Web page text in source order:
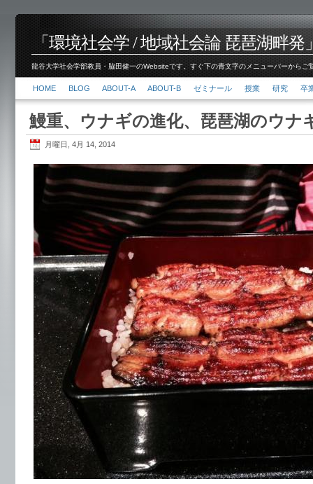
「環境社会学 / 地域社会論 琵琶湖畔発
龍谷大学社会学部教員・脇田健一のWebsiteです。すぐ下の青文字のメニューバーから
HOME BLOG ABOUT-A ABOUT-B ゼミナール 授業 研究 卒
鰻重、ウナギの進化、琵琶湖のウナ
月曜日, 4月 14, 2014